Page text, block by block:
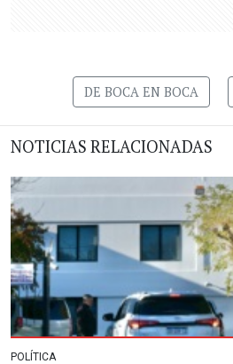
DE BOCA EN BOCA
NOTICIAS RELACIONADAS
POLÍTICA